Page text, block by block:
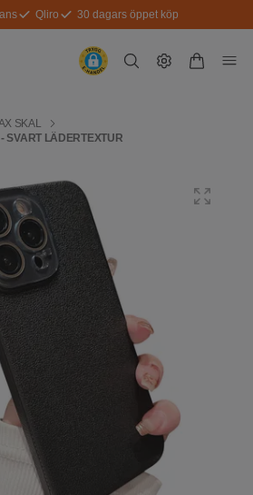
Qliro 30 dagars öppet köp
SKAL
SVART LÄDERTEXTUR